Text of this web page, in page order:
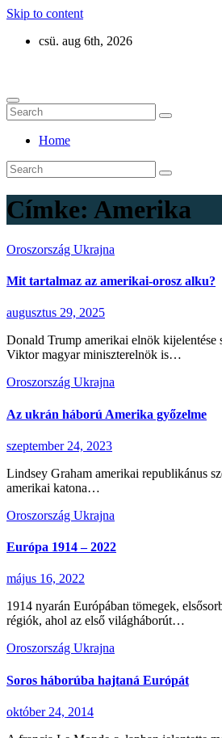
Skip to content
csü. aug 6th, 2026
Home
Címke: Amerika
Oroszország Ukrajna
Mit tartalmaz az amerikai-orosz alku?
augusztus 29, 2025
Donald Trump amerikai elnök
Viktor magyar miniszterelnök is…
Oroszország Ukrajna
Az ukrán háború Amerika győzelme
szeptember 24, 2023
Lindsey Graham amerikai republikánus
amerikai katona…
Oroszország Ukrajna
Európa 1914 – 2022
május 16, 2022
1914 nyarán Európában tömegek,
régiók, ahol az első világháborút…
Oroszország Ukrajna
Soros háborúba hajtaná Európát
október 24, 2014